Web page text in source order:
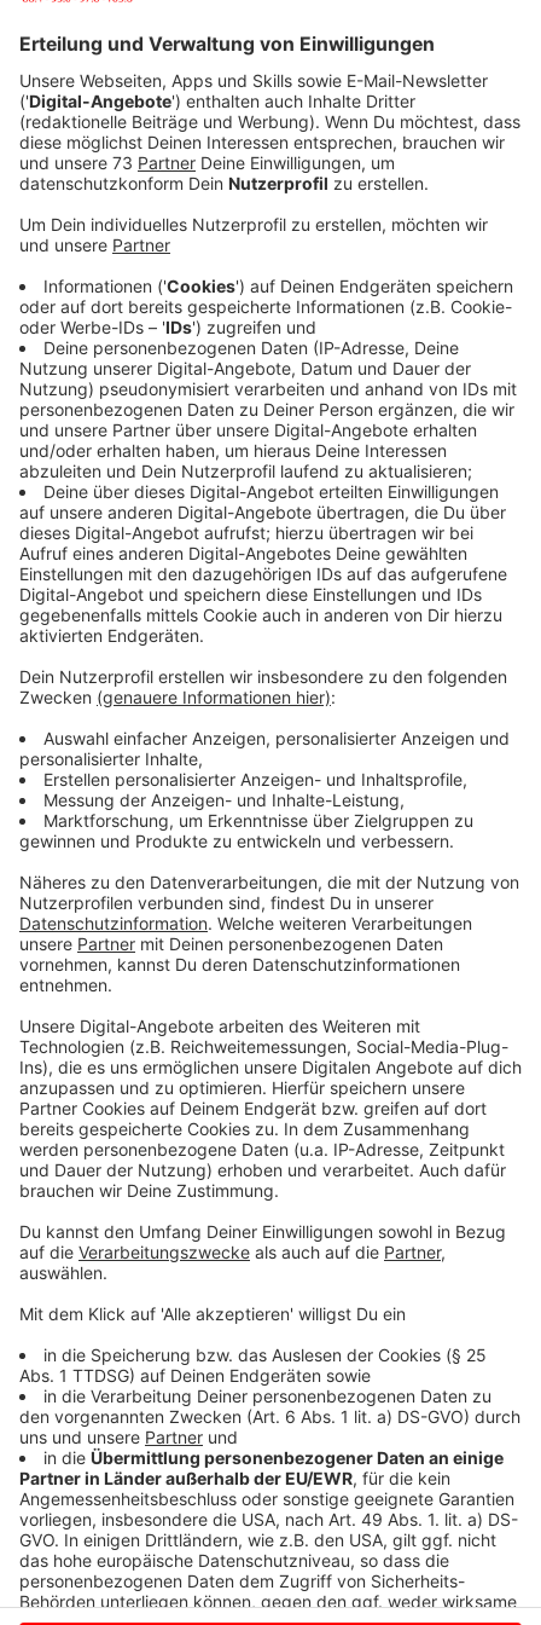
Anzeige
Bundesverteidigungsministerium
Anzeige
Berlin/Brüssel (dpa) - Nach dem Vorschlag der EU-
Staats- und Regierungschefs für
Verteidigungsministerin Ursula von der Leyen (CDU) als
EU-Kommissionspräsidentin hat in Berlin die Diskussion
über ihre Nachfolge begonnen.
Anzeige
Nach Informationen der Deutschen Presse-Agentur
aus der Union sind Gesundheitsminister Jens Spahn
sowie die Verteidigungsexperten Johann Wadephul
und Henning Otte (alle CDU) für das Amt im Gespräch.
Anzeige
Auch Ex-CDU-Generalsekretär und
Verteidigungsstaatssekretär Peter Tauber hat
demnach Chancen auf das Amt. Er habe sich in der
Truppe große Beliebtheit erworben, hieß es aus
mehreren Quellen. Die CDU-Vorsitzende Annegret
Kramp-Karrenbauer, die in Spekulationen ebenfalls als
mögliche Nachfolgerin von der Leyens genannt
worden war, habe abgelehnt, hieß es nach diesen
Informationen.
Anzeige
Die EU-Staats- und Regierungschefs hatten von der
Leyen am Dienstag bei ihrem Sondergipfel offiziell
nominiert. Damit durchbrachen sie eine tagelange
Die Einigung verkündete EU-Ratschef Donald Tusk am
Abend in Brüssel. Allerdings ist ungewiss, ob von der
bekommt.
Anzeige
Anzeige